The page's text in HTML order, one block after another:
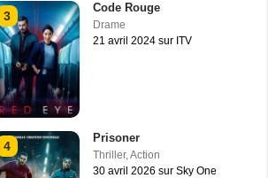
3
Code Rouge
Drame
21 avril 2024 sur ITV
4
Prisoner
Thriller,Action
30 avril 2026 sur Sky One